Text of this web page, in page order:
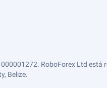
RoboForex Ltd está
Belize.